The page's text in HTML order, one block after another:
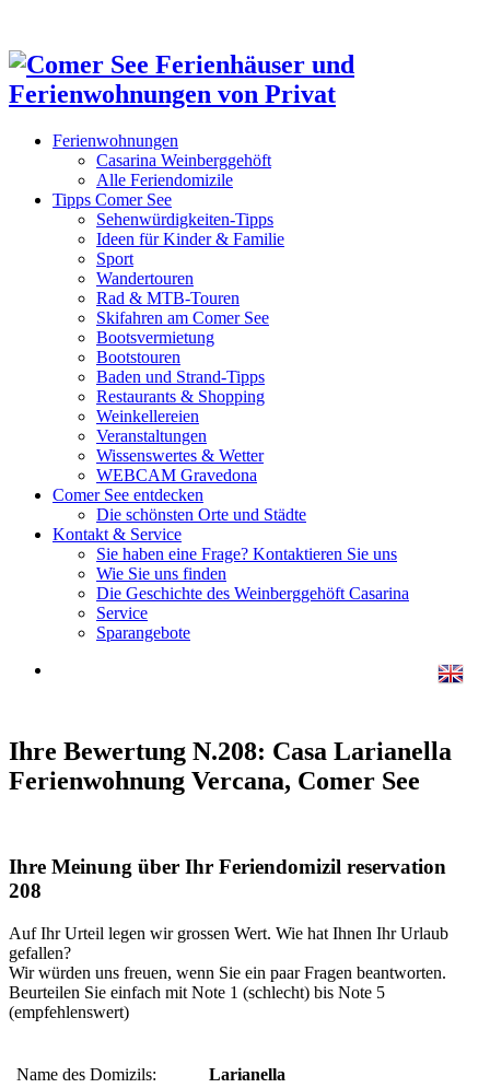
Ferienwohnungen
Casarina Weinberggehöft
Alle Feriendomizile
Tipps Comer See
Sehenwürdigkeiten-Tipps
Ideen für Kinder & Familie
Sport
Wandertouren
Rad & MTB-Touren
Skifahren am Comer See
Bootsvermietung
Bootstouren
Baden und Strand-Tipps
Restaurants & Shopping
Weinkellereien
Veranstaltungen
Wissenswertes & Wetter
WEBCAM Gravedona
Comer See entdecken
Die schönsten Orte und Städte
Kontakt & Service
Sie haben eine Frage? Kontaktieren Sie uns
Wie Sie uns finden
Die Geschichte des Weinberggehöft Casarina
Service
Sparangebote
Ihre Bewertung N.208: Casa Larianella
Ferienwohnung Vercana, Comer See
Ihre Meinung über Ihr Feriendomizil reservation
208
Auf Ihr Urteil legen wir grossen Wert. Wie hat Ihnen Ihr Urlaub
gefallen?
Wir würden uns freuen, wenn Sie ein paar Fragen beantworten.
Beurteilen Sie einfach mit Note 1 (schlecht) bis Note 5
(empfehlenswert)
Name des Domizils:
Larianella